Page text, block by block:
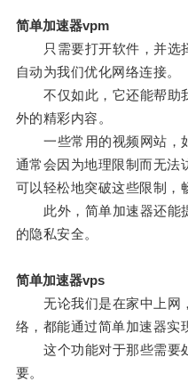
简单加速器vpm
只需要打开软件，并选
自动为我们优化网络连接。
不仅如此，它还能帮助
外的精彩内容。
一些常用的视频网站，如
通常会因为地理限制而无法
可以轻松地突破这些限制，
此外，简单加速器还能
的隐私安全。
简单加速器vps
无论我们是在家中上网
络，都能通过简单加速器实
这个功能对于那些需要
要。